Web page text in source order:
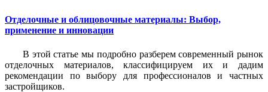
Отделочные и облицовочные материалы: Выбор,
применение и инновации
В этой статье мы подробно разберем современный рынок
отделочных материалов, классифицируем их и дадим
рекомендации по выбору для профессионалов и частных
застройщиков.